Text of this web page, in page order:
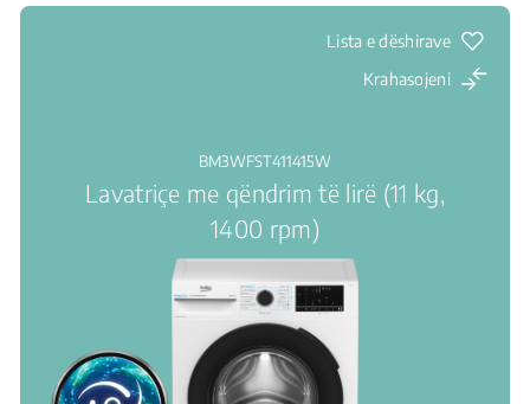
Lista e dëshirave
Krahasojeni
BM3WFST411415W
Lavatriçe me qëndrim të lirë (11 kg,
1400 rpm)